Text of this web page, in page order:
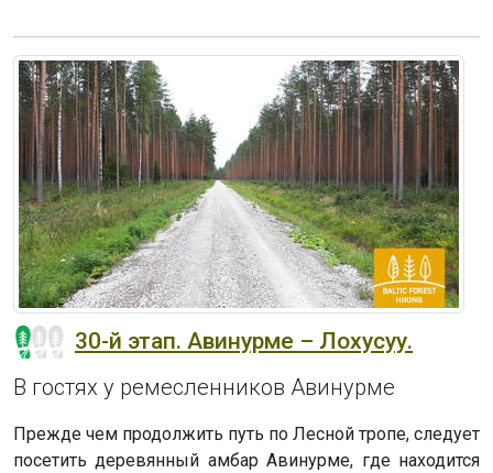
30-й этап. Авинурме – Лохусуу.
В гостях у ремесленников Авинурме
Прежде чем продолжить путь по Лесной тропе, следует
посетить деревянный амбар Авинурме, где находится